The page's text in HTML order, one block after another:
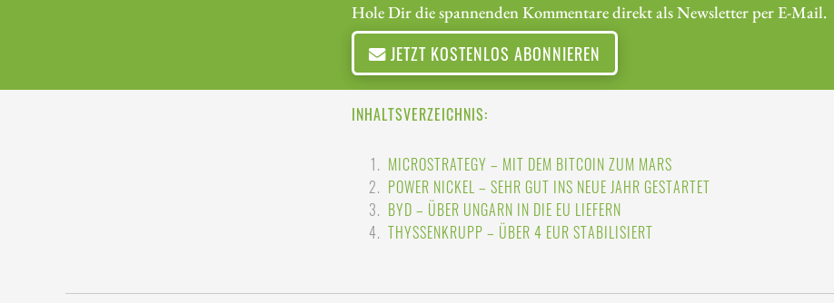
Hole Dir die spannenden Kommentare direkt als Newsletter per E-Mail.
JETZT KOSTENLOS ABONNIEREN
INHALTSVERZEICHNIS:
MICROSTRATEGY – MIT DEM BITCOIN ZUM MARS
POWER NICKEL – SEHR GUT INS NEUE JAHR GESTARTET
BYD – ÜBER UNGARN IN DIE EU LIEFERN
THYSSENKRUPP – ÜBER 4 EUR STABILISIERT